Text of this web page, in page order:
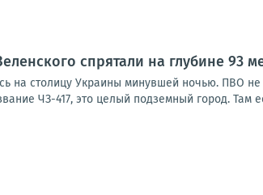
спрятали на глубине 93
на столицу Украины минувшей ночью. ПВО
ЧЗ-417, это целый подземный город. Там